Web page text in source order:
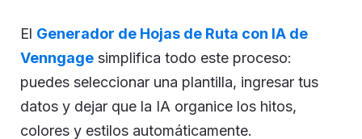
El Generador de Hojas de Ruta con IA de
Venngage simplifica todo este proceso:
puedes seleccionar una plantilla, ingresar tus
datos y dejar que la IA organice los hitos,
colores y estilos automáticamente.